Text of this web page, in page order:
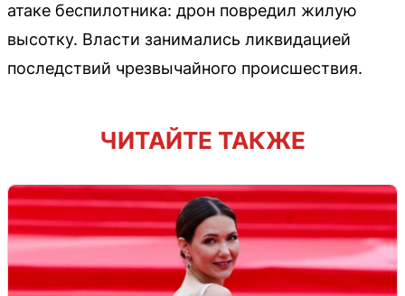
атаке беспилотника: дрон повредил жилую
высотку. Власти занимались ликвидацией
последствий чрезвычайного происшествия.
ЧИТАЙТЕ ТАКЖЕ